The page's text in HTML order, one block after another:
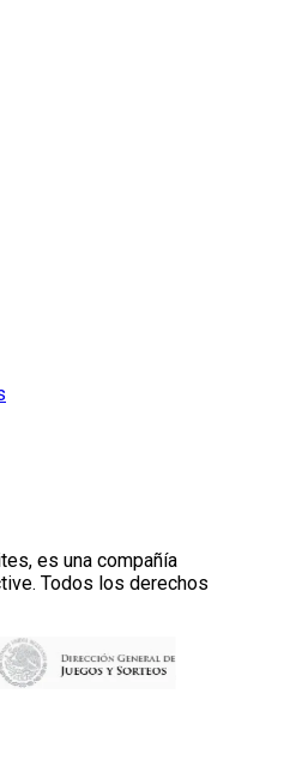
es una compañía
Todos los derechos